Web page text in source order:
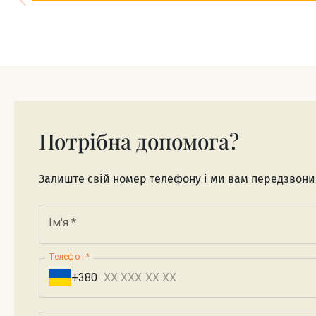
Потрібна допомога?
Залиште свій номер телефону і ми вам
Ім'я *
Телефон *
+380